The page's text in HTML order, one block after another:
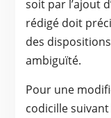
soit par l’ajout
rédigé doit
des
ambiguïté.
Pour une
codicille